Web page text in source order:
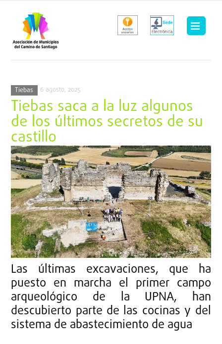
contenido
Tiebas 6 agosto, 2025
Tiebas saca a la luz algunos
de los últimos secretos de su
castillo
Las últimas excavaciones, que ha
puesto en marcha el primer campo
arqueológico de la UPNA, han
descubierto parte de las cocinas y del
sistema de abastecimiento de agua